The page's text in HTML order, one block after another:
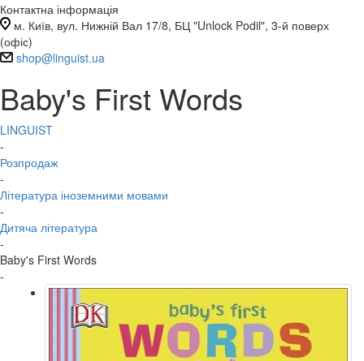
Контактна інформація
м. Київ, вул. Нижній Вал 17/8, БЦ "Unlock Podil", 3-й поверх
(офіс)
shop@linguist.ua
Baby's First Words
LINGUIST
-
Розпродаж
-
Література іноземними мовами
-
Дитяча література
-
Baby's First Words
-